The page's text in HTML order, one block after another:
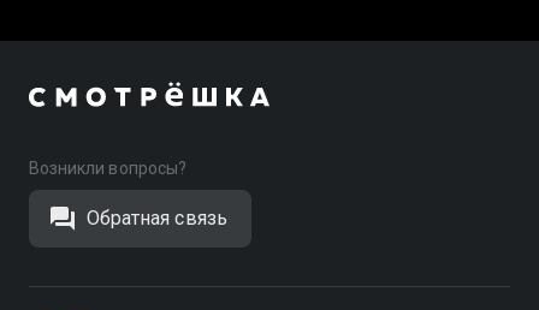
Возникли вопросы?
Обратная связь